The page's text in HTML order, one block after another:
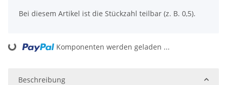
Bei diesem Artikel ist die Stückzahl teilbar (z. B. 0,5).
Loading... Komponenten werden geladen ...
Beschreibung